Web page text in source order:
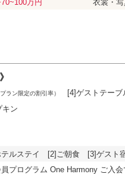
万円 衣裳・
プラン限定の割引率）
[4]ゲストテーブ
キン
テルステイ [2]ご朝食 [3]ゲスト
プログラム One Harmony ご入